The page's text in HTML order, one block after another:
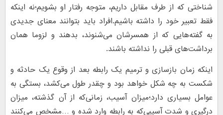
شناختی که از طرف مقابل داریم، متوجه رفتار او بشویم؛نه اینکه
فقط تعبیر خود را داشته باشیم.افراد باید بتوانند معنای جدیدی
به گفته‌هایی که از همسرشان می‌شنوند، بدهند و لزوما همان
برداشت‌های قبلی را نداشته باشند.
اینکه زمان بازسازی و ترمیم یک رابطه بعد از وقوع یک حادثه و
شکست به چه شکل خواهد بود و چقدر طول می‌کشد، بستگی به
عوامل بسیاری دارد؛میزان آسیب، زمانی‌که از آن گذشته، میزان
درگیری و شدت آسیبی‌که به رابطه وارد شده و …مشخص می‌کنند